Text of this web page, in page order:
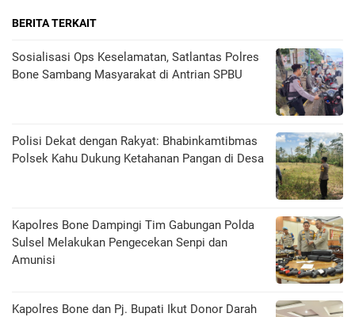
BERITA TERKAIT
Sosialisasi Ops Keselamatan, Satlantas Polres
Bone Sambang Masyarakat di Antrian SPBU
Polisi Dekat dengan Rakyat: Bhabinkamtibmas
Polsek Kahu Dukung Ketahanan Pangan di Desa
Kapolres Bone Dampingi Tim Gabungan Polda
Sulsel Melakukan Pengecekan Senpi dan
Amunisi
Kapolres Bone dan Pj. Bupati Ikut Donor Darah